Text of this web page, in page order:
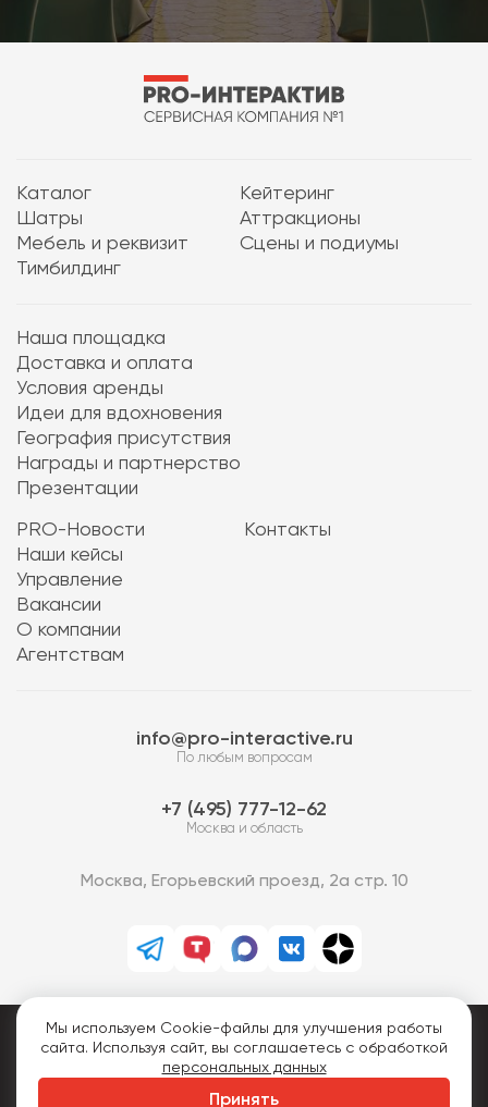
Каталог
Кейтеринг
Шатры
Аттракционы
Мебель и реквизит
Сцены и подиумы
Тимбилдинг
Наша площадка
Доставка и оплата
Условия аренды
Идеи для вдохновения
География присутствия
Награды и партнерство
Презентации
PRO-Новости
Наши кейсы
Управление
Вакансии
О компании
Агентствам
Контакты
info@pro-interactive.ru
По любым вопросам
7 (495) 777-12-62
Москва и область
Москва, Егорьевский проезд, 2а стр. 10
PRO-Интерактив © 2013-2026.
Все права защищены.
Политика конфиденциальности
Мы используем Cookie-файлы для улучшения работы
сайта. Используя сайт, вы соглашаетесь с обработкой
персональных данных
Принять